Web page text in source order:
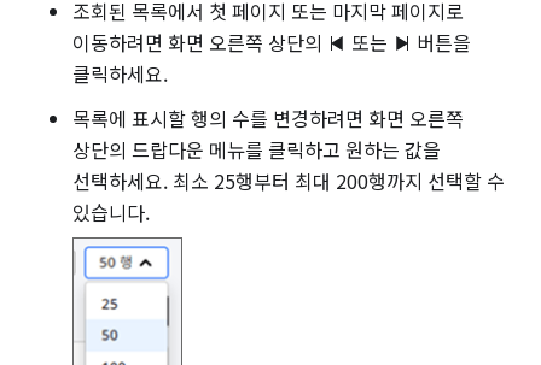
조회된 목록에서 첫 페이지 또는 마지막 페이지로
이동하려면 화면 오른쪽 상단의
또는
버튼을
클릭하세요.
목록에 표시할 행의 수를 변경하려면 화면 오른쪽
상단의 드랍다운 메뉴를 클릭하고 원하는 값을
선택하세요. 최소 25행부터 최대 200행까지 선택할 수
있습니다.